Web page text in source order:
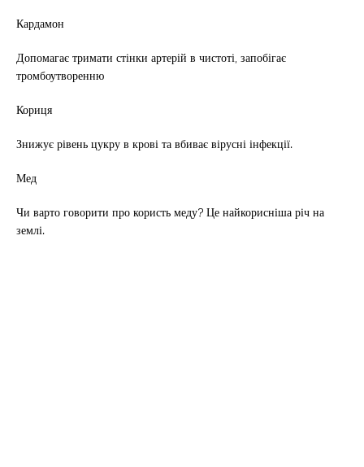
Кардамон
Допомагає тримати стінки артерій в чистоті, запобігає
тромбоутворенню
Кориця
Знижує рівень цукру в крові та вбиває вірусні інфекції.
Мед
Чи варто говорити про користь меду? Це найкорисніша річ на
землі.